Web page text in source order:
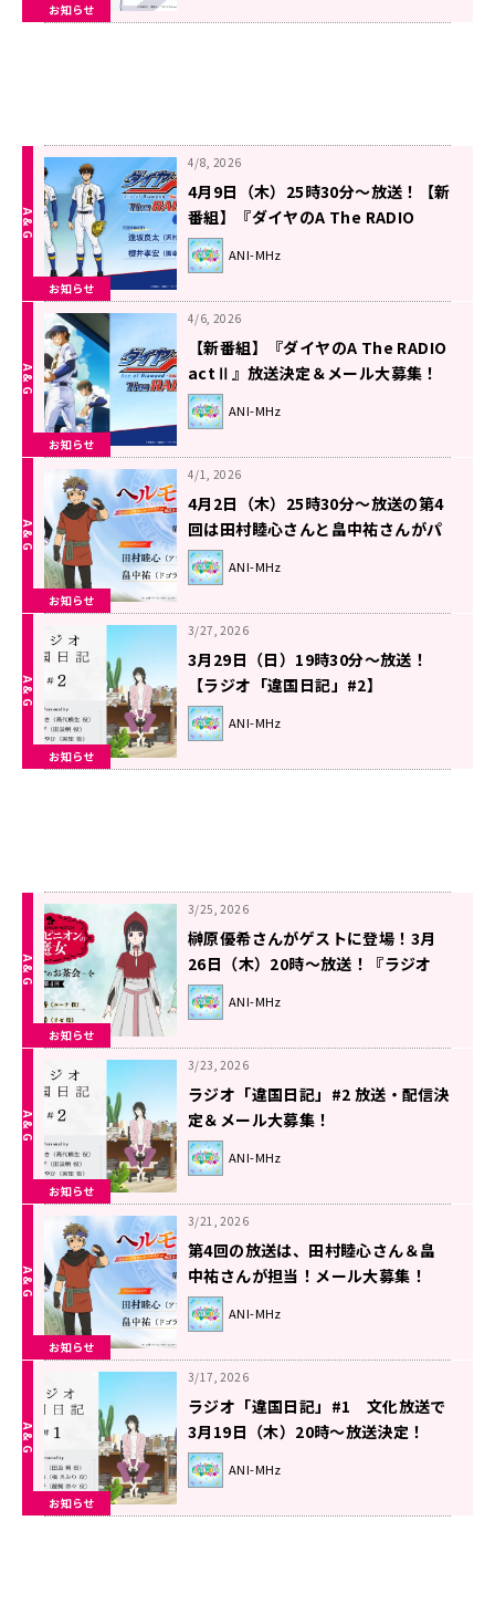
お知らせ
お知らせ
4/8, 2026
4月9日（木）25時30分～放送！【新
番組】『ダイヤのA The RADIO
actⅡ』
ANI-MHz
お知らせ
4/6, 2026
【新番組】『ダイヤのA The RADIO
actⅡ』放送決定＆メール大募集！
ANI-MHz
お知らせ
4/1, 2026
4月2日（木）25時30分～放送の第4
回は田村睦心さんと畠中祐さんがパ
ーソナリティを担当！『ラジオ「ヘ
ルモード」～おしゃべり好きのパー
する～』！
ANI-MHz
お知らせ
3/27, 2026
3月29日（日）19時30分～放送！
【ラジオ「違国日記」#2】
ANI-MHz
お知らせ
3/25, 2026
榊原優希さんがゲストに登場！3月
26日（木）20時～放送！『ラジオ
「シャンピニオンの魔女」-ルーナの
お茶会-』第4回
ANI-MHz
お知らせ
3/23, 2026
ラジオ「違国日記」#2 放送・配信決
定＆メール大募集！
ANI-MHz
お知らせ
3/21, 2026
第4回の放送は、田村睦心さん＆畠
中祐さんが担当！メール大募集！
『ラジオ「ヘルモード」～おしゃべ
り好きのパーソナリティは廃設定の
ANI-MHz
お知らせ
3/17, 2026
ラジオ「違国日記」#1 文化放送で
3月19日（木）20時～放送決定！
ANI-MHz